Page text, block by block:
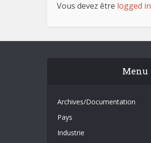
Vous devez être logged in
Menu
Archives/Documentation
Pays
Industrie